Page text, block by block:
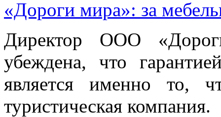
«Дороги мира»: за
Директор ООО
убеждена, что
является именно то,
туристическая компания.